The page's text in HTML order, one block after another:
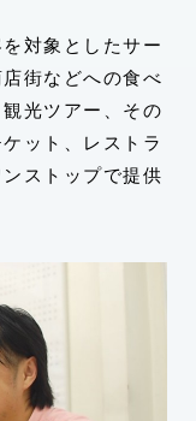
対象としたサー
街などへの食べ
光ツアー、その
ット、レストラ
ストップで提供